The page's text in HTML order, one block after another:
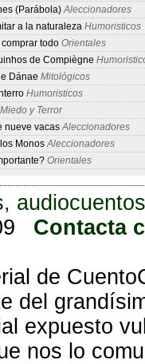
(Parábola)Aleccionadores
a la naturaleza Humoristicos
todo Orientales
de Compiègne
Dánae Mitológicos
Humoristicos
Miedo y Terror
nueve vacasAleccionadores
MonosAleccionadores
Orientales
Contacta
de
del
expuesto
nos lo